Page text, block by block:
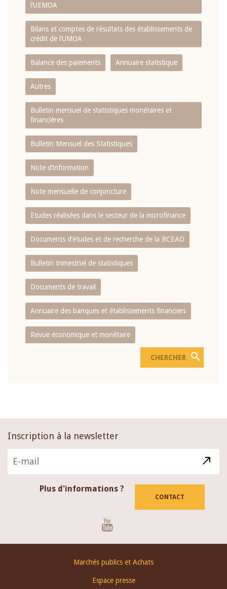
l‘UEMOA
Bilans et comptes de résultats des établissements de
crédit de l‘UMOA
Balance des paiements Annuaire statistique
Autres
Bulletin mensuel de statistiques monétaires et
financières
Bulletin Mensuel des Statistiques
Note d’information
Note mensuelle de conjoncture
Etudes réalisées dans le secteur de la microfinance
Documents d’études et de recherche de la BCEAO
Bulletin trimestriel de statistiques
Documents de travail
Annuaire des banques et établissements financiers
Revue économique et monétaire
Inscription à la newsletter
Plus d'informations ?
CONTACT
Marchés publics et Achats
Espace presse